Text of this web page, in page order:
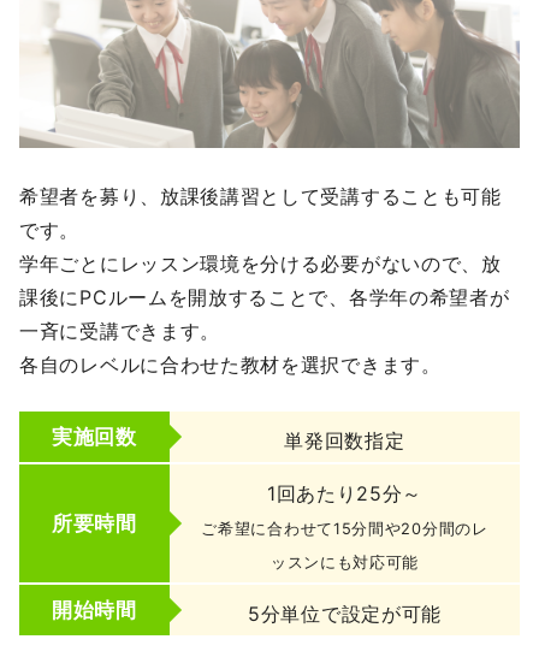
希望者を募り、放課後講習として受講することも可能
です。
学年ごとにレッスン環境を分ける必要がないので、放
課後にPCルームを開放することで、各学年の希望者が
一斉に受講できます。
各自のレベルに合わせた教材を選択できます。
実施回数 単発回数指定
所要時間
1回あたり25分～
ご希望に合わせて15分間や20分間のレ
ッスンにも対応可能
開始時間 5分単位で設定が可能